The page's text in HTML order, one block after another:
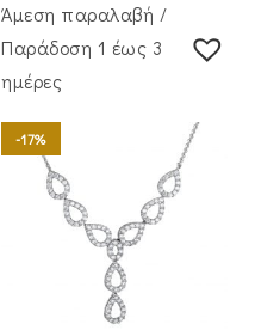
Άμεση παραλαβή /
Παράδoση 1 έως 3
ημέρες
-17%